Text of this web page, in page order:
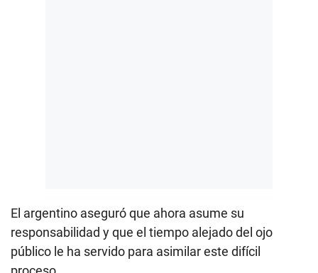
El argentino aseguró que ahora asume su
responsabilidad y que el tiempo alejado del ojo
público le ha servido para asimilar este difícil